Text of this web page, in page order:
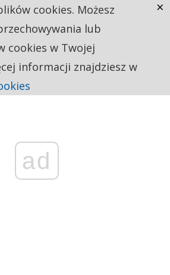
ad
cookies. Możesz
lub
cookies w Twojej
informacji znajdziesz w
×